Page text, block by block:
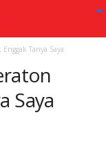
Tanya Saya
Saya